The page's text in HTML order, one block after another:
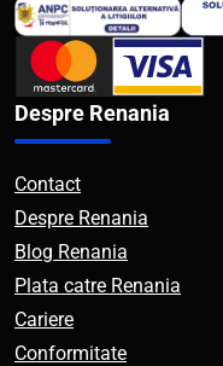
Despre Renania
Contact
Despre Renania
Blog Renania
Plata catre Renania
Cariere
Conformitate